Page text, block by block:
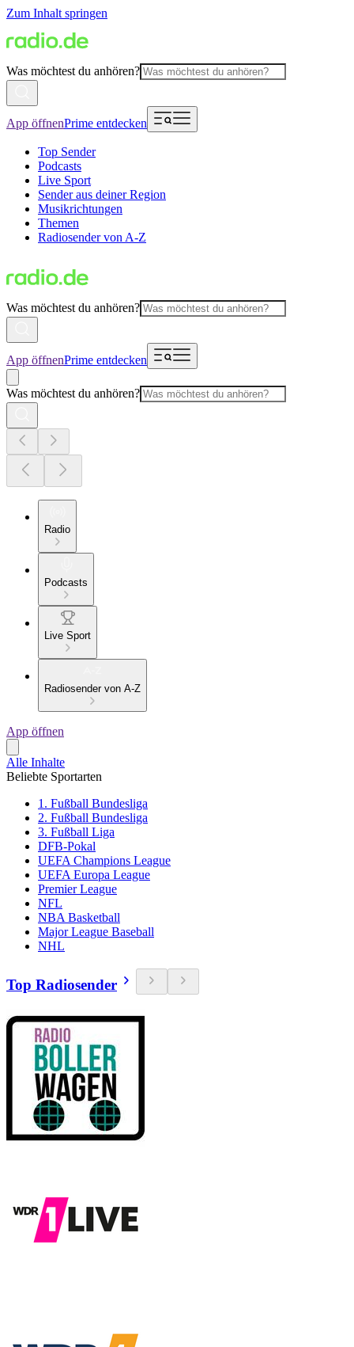
Zum Inhalt springen
Was möchtest du anhören?
App öffnenPrime entdecken
Top Sender
Podcasts
Live Sport
Sender aus deiner Region
Musikrichtungen
Themen
Radiosender von A-Z
Was möchtest du anhören?
App öffnenPrime entdecken
Was möchtest du anhören?
Radio
Podcasts
Live Sport
Radiosender von A-Z
App öffnen
Alle Inhalte
Beliebte Sportarten
1. Fußball Bundesliga
2. Fußball Bundesliga
3. Fußball Liga
DFB-Pokal
UEFA Champions League
UEFA Europa League
Premier League
NFL
NBA Basketball
Major League Baseball
NHL
Top Radiosender